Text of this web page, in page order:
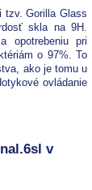
tzv. Gorilla Glass
skla na 9H.
opotrebeniu pri
o 97%. To
ako je tomu u
ovládanie
v